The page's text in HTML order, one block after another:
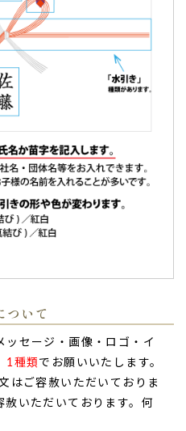
として…毎年大変喜ばれて
、毎年お世話になっておりま
ル・会社名を入れて頂き、大
美味しかったです。
満足でした。ありがとうござ
名入れ・メッセージ入れバウ
ても美味しかった！メッ
！
きました！
ついて
セージ・画像・ロゴ・イ
1種類 でお願いいたします。
はご容赦いただいておりま
いただいております。何